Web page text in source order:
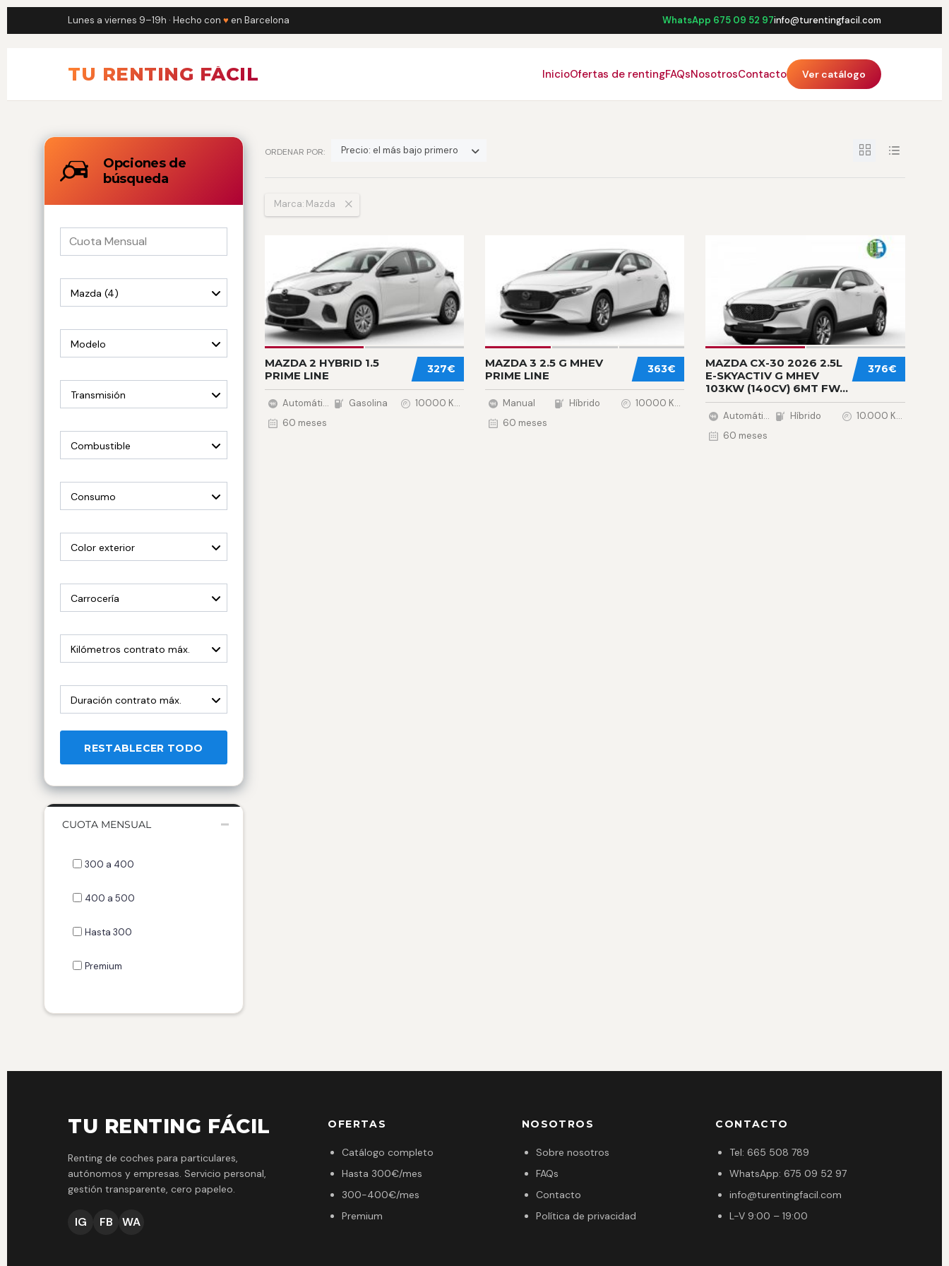
Lunes a viernes 9–19h · Hecho con ♥ en Barcelona WhatsApp 675 09 52 97info@turentingfacil.com
TU RENTING FÁCIL InicioOfertas de rentingFAQsNosotrosContacto Ver catálogo
Opciones de
búsqueda
Mazda (4)
Modelo
Transmisión
Combustible
Consumo
Color exterior
Carrocería
Kilómetros contrato máx.
Duración contrato máx.
RESTABLECER TODO
CUOTA MENSUAL
300 a 400
400 a 500
Hasta 300
Premium
ORDENAR POR: Precio: el más bajo primero
Marca: Mazda
327€
MAZDA 2 HYBRID 1.5
PRIME LINE
Automática Gasolina
10000 Km.
60 meses
363€
MAZDA 3 2.5 G MHEV
PRIME LINE
Manual Híbrido
10000 Km.
60 meses
376€
MAZDA CX-30 2026 2.5L
E-SKYACTIV G MHEV
103KW (140CV) 6MT FW...
Automática Híbrido
10.000 Km.
60 meses
TU RENTING FÁCIL
Renting de coches para particulares,
autónomos y empresas. Servicio personal,
gestión transparente, cero papeleo.
IG FB WA
OFERTAS
Catálogo completo
Hasta 300€/mes
300-400€/mes
Premium
NOSOTROS
Sobre nosotros
FAQs
Contacto
Política de privacidad
CONTACTO
Tel: 665 508 789
WhatsApp: 675 09 52 97
info@turentingfacil.com
L-V 9:00 – 19:00